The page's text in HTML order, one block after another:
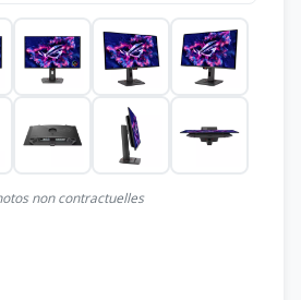
non contractuelles